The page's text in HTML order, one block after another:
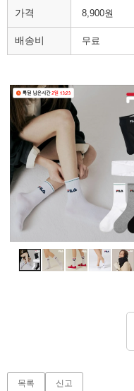
가격 8,900원
배송비 무료
목록 신고